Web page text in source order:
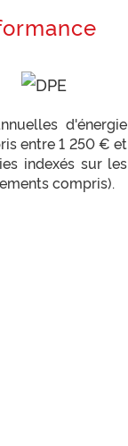
d'énergie
entre 1 250 € et
indexés sur les
compris).